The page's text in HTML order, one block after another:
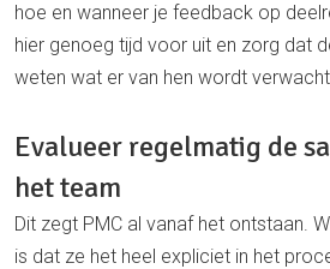
hoe en wanneer je feedback op
hier genoeg tijd voor uit en zorg dat
weten wat er van hen wordt
Evalueer regelmatig de
het team
Dit zegt PMC al vanaf het ontstaan.
is dat ze het heel expliciet in het